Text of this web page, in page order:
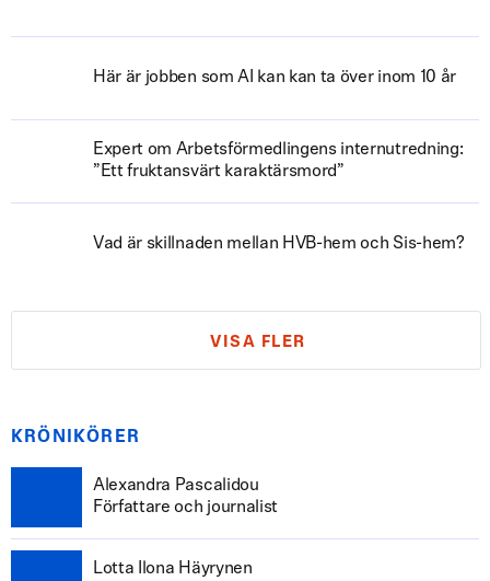
Här är jobben som AI kan kan ta över inom 10 år
Expert om Arbetsförmedlingens internutredning:
”Ett fruktansvärt karaktärsmord”
Vad är skillnaden mellan HVB-hem och Sis-hem?
VISA FLER
KRÖNIKÖRER
Alexandra Pascalidou
Författare och journalist
Lotta Ilona Häyrynen